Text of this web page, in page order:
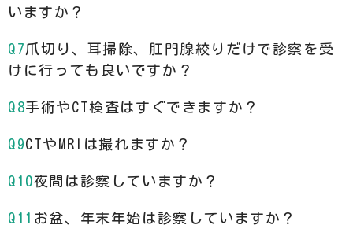
いますか？
爪切り、耳掃除、肛門腺絞りだけで診察を受
けに行っても良いですか？
手術やCT検査はすぐできますか？
CTやMRIは撮れますか？
夜間は診察していますか？
お盆、年末年始は診察していますか？